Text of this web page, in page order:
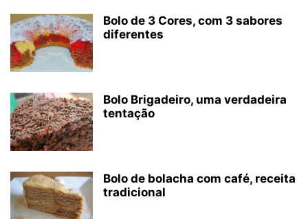
Bolo de 3 Cores, com 3 sabores
diferentes
Bolo Brigadeiro, uma verdadeira
tentação
Bolo de bolacha com café, receita
tradicional